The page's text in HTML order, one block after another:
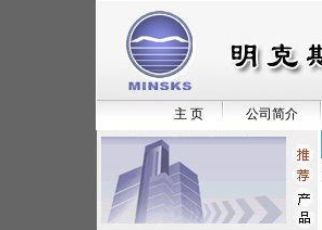
主 页 公司简介